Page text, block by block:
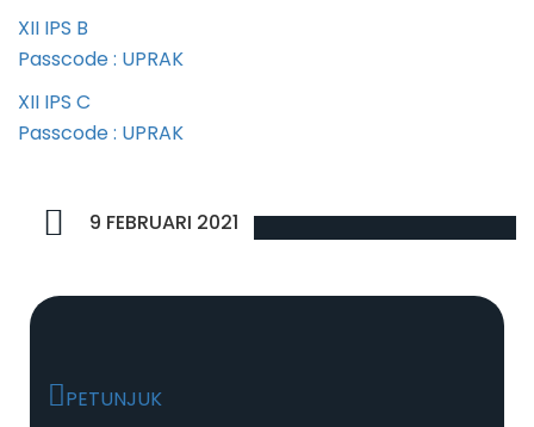
XII IPS B
Passcode : UPRAK
XII IPS C
Passcode : UPRAK
9 FEBRUARI 2021
PETUNJUK